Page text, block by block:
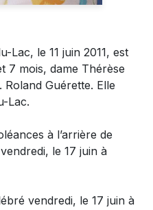
Lac, le 11 juin 2011, est
7 mois, dame Thérèse
Guérette. Elle
Lac.
à l’arrière de
le 17 juin à
vendredi, le 17 juin à